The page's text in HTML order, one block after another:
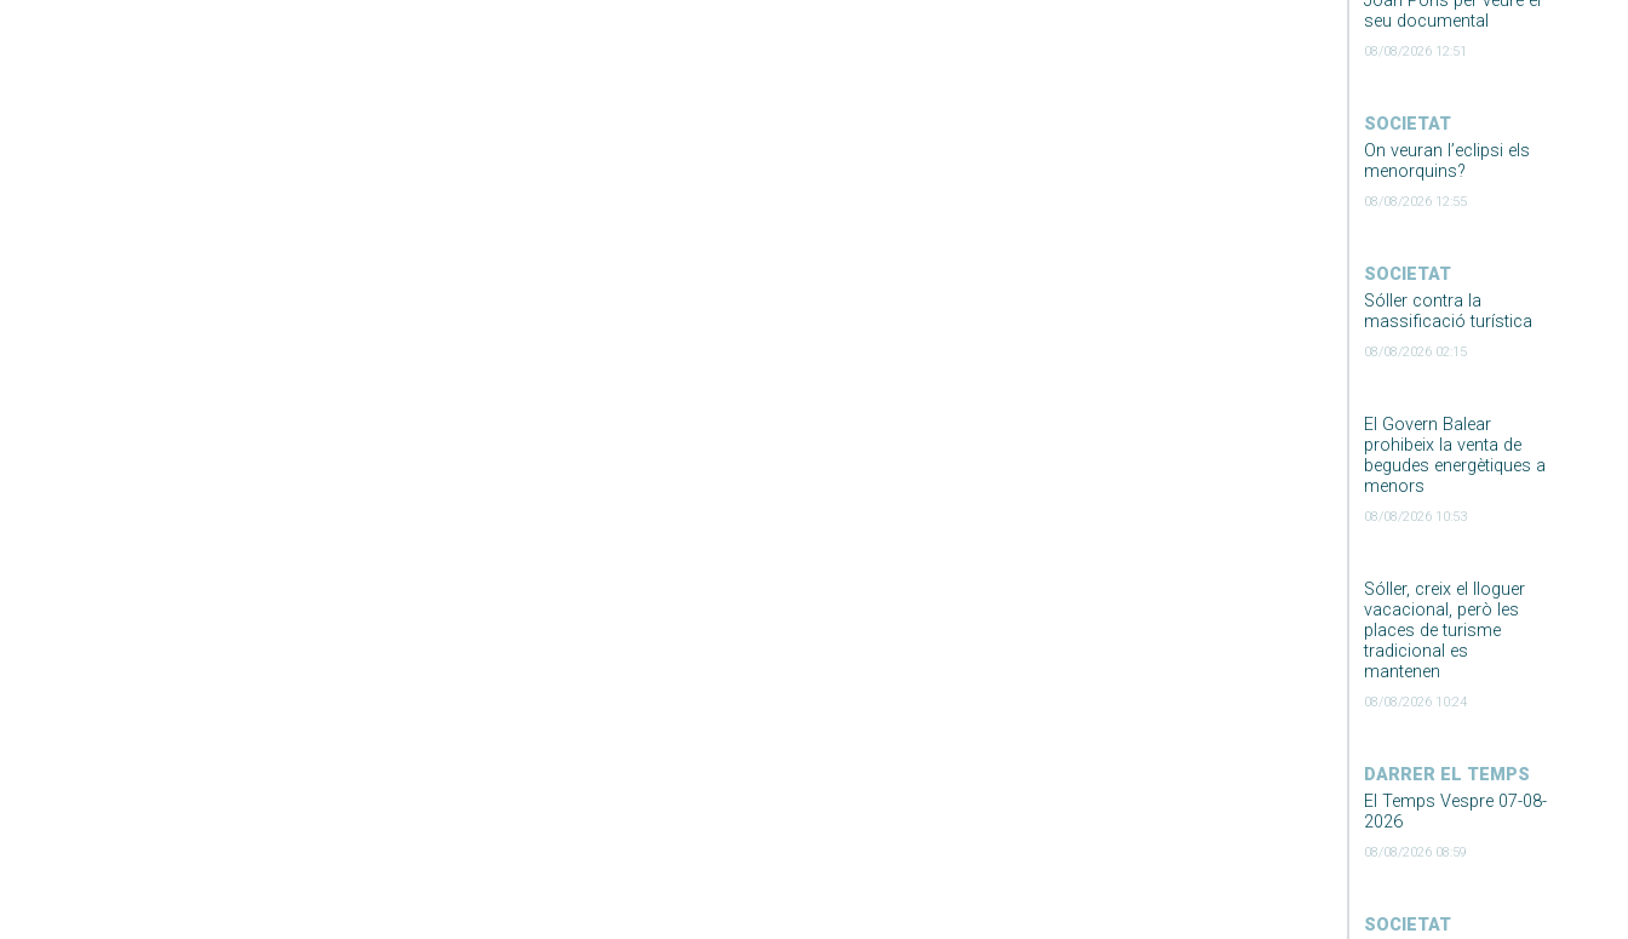
seu documental
08/08/2026 12:51
SOCIETAT
On veuran l’eclipsi els
menorquins?
08/08/2026 12:55
SOCIETAT
Sóller contra la
massificació turística
08/08/2026 02:15
El Govern Balear
prohibeix la venta de
begudes energètiques a
menors
08/08/2026 10:53
Sóller, creix el lloguer
vacacional, però les
places de turisme
tradicional es
mantenen
08/08/2026 10:24
DARRER EL TEMPS
El Temps Vespre 07-08-
2026
08/08/2026 08:59
SOCIETAT